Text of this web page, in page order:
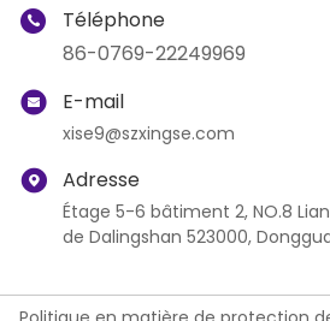
Téléphone
86-0769-22249969
E-mail
xise9@szxingse.com
Adresse
Étage 5-6 bâtiment 2, NO.8
de Dalingshan 523000,